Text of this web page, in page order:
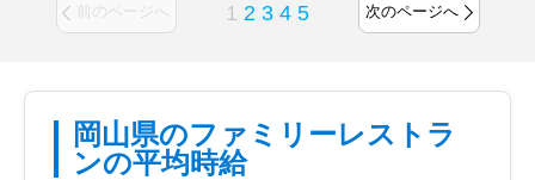
前のページへ 1 2 3 4 5 次のページへ
岡山県のファミリーレストラ
ンの平均時給